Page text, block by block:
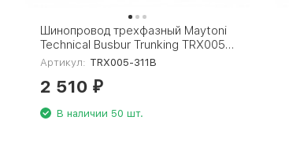
Шинопровод трехфазный Maytoni
Technical Busbur Trunking TRX005-
311B
Артикул: TRX005-311B
2 510₽
В наличии 50 шт.